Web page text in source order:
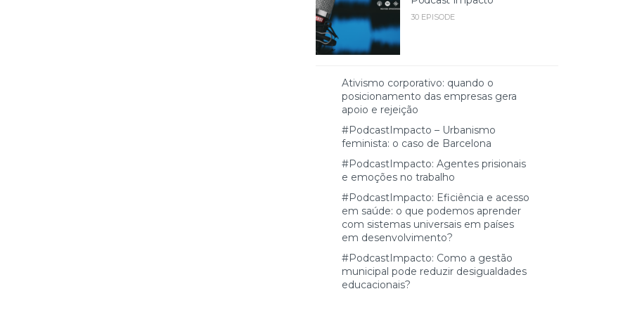
30 EPISODE
Ativismo corporativo: quando o
posicionamento das empresas gera
apoio e rejeição
#PodcastImpacto – Urbanismo
feminista: o caso de Barcelona
#PodcastImpacto: Agentes prisionais
e emoções no trabalho
#PodcastImpacto: Eficiência e acesso
em saúde: o que podemos aprender
com sistemas universais em países
em desenvolvimento?
#PodcastImpacto: Como a gestão
municipal pode reduzir desigualdades
educacionais?